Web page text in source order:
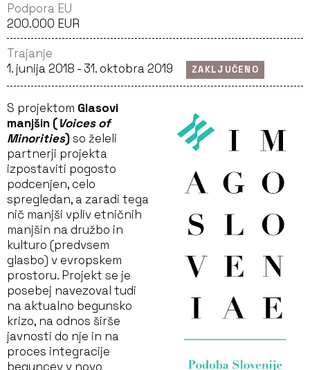
Podpora EU
200.000 EUR
Trajanje
1. junija 2018 - 31. oktobra 2019
ZAKLJUČENO
S projektom Glasovi
manjšin (Voices of
Minorities)so želeli
partnerji projekta
izpostaviti pogosto
podcenjen, celo
spregledan, a zaradi tega
nič manjši vpliv etničnih
manjšin na družbo in
kulturo (predvsem
glasbo) v evropskem
prostoru. Projekt se je
posebej navezoval tudi
na aktualno begunsko
krizo, na odnos širše
javnosti do nje in na
proces integracije
beguncev v novo